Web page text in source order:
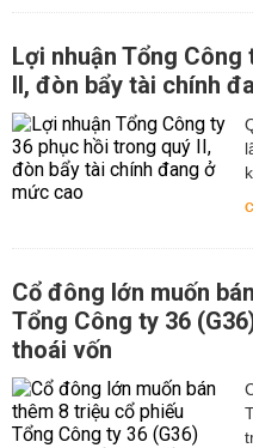
Lợi nhuận Tổng
II, đòn bẩy tài chính
Cổ đông lớn muốn
Tổng Công ty 36
thoái vốn